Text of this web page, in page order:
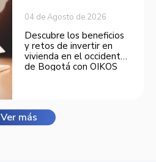
04 de Agosto de 2026
Descubre los beneficios
y retos de invertir en
vivienda en el occidente
de Bogotá con OIKOS
Ver más